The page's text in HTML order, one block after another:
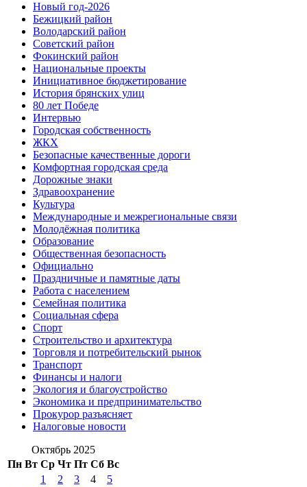
Новый год-2026
Бежицкий район
Володарский район
Советский район
Фокинский район
Национальные проекты
Инициативное бюджетирование
История брянских улиц
80 лет Победе
Интервью
Городская собственность
ЖКХ
Безопасные качественные дороги
Комфортная городская среда
Дорожные знаки
Здравоохранение
Культура
Международные и межрегиональные связи
Молодёжная политика
Образование
Общественная безопасность
Официально
Праздничные и памятные даты
Работа с населением
Семейная политика
Социальная сфера
Спорт
Строительство и архитектура
Торговля и потребительский рынок
Транспорт
Финансы и налоги
Экология и благоустройство
Экономика и предпринимательство
Прокурор разъясняет
Налоговые новости
Октябрь 2025
Пн Вт Ср Чт Пт Сб Вс
1
2 3 4
5